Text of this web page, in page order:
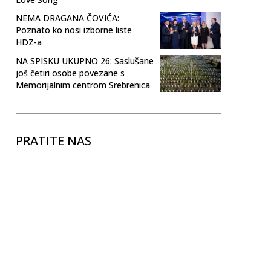
NEMA DRAGANA ČOVIĆA:
Poznato ko nosi izborne liste
HDZ-a
NA SPISKU UKUPNO 26: Saslušane
još četiri osobe povezane s
Memorijalnim centrom Srebrenica
PRATITE NAS